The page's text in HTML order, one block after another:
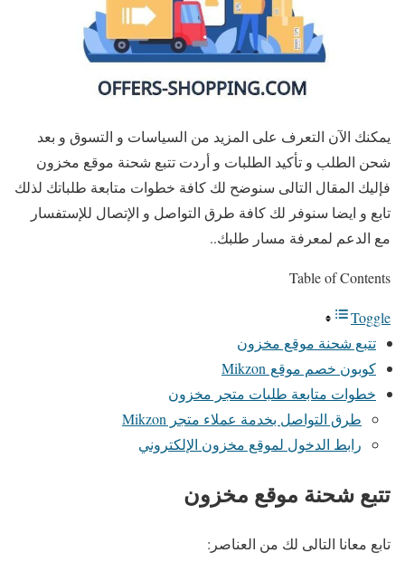
يمكنك الآن التعرف على المزيد من السياسات و التسوق و بعد
شحن الطلب و تأكيد الطلبات و أردت تتبع شحنة موقع مخزون
فإليك المقال التالى سنوضح لك كافة خطوات متابعة طلباتك لذلك
تابع و ايضا سنوفر لك كافة طرق التواصل و الإتصال للإستفسار
مع الدعم لمعرفة مسار طلبك..
Table of Contents
Toggle
تتبع شحنة موقع مخزون
كوبون خصم موقع Mikzon
خطوات متابعة طلبات متجر مخزون
طرق التواصل بخدمة عملاء متجر Mikzon
رابط الدخول لموقع مخزون الإلكتروني
تتبع شحنة موقع مخزون
تابع معانا التالى لك من العناصر: